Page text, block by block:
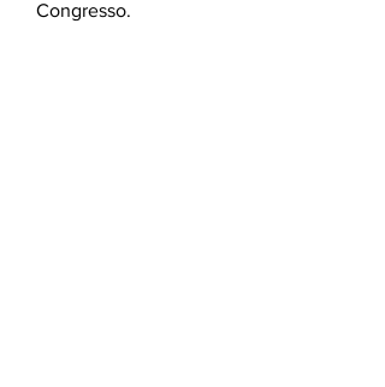
Congresso.